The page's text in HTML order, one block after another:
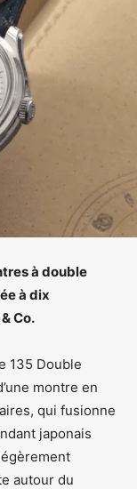
à double
à dix
Co.
135 Double
montre en
qui fusionne
japonais
autour du